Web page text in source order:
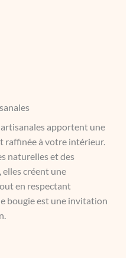
apportent une
raffinée à votre intérieur.
naturelles et des
créent une
en respectant
bougie est une invitation